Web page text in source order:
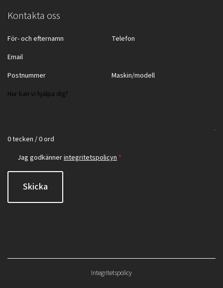
Kontakta oss
0 tecken / 0 ord
Jag godkännerintegritetspolicyn *
Skicka
Integritetspolicy